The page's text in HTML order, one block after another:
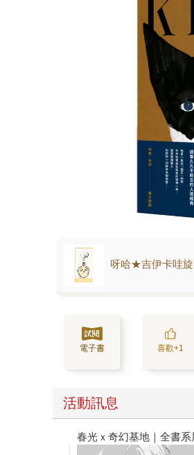
呀哈★吉伊卡哇
電子書 喜歡+1
活動訊息
春光ｘ奇幻基地｜全書系